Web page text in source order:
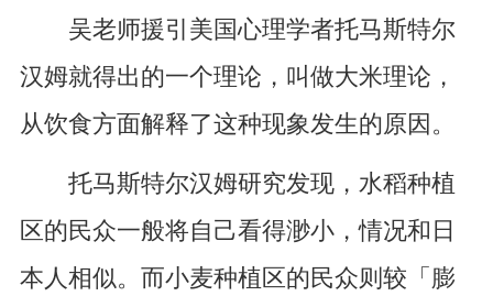
吴老师援引美国心理学者托马斯特尔
汉姆就得出的一个理论，叫做大米理论，
从饮食方面解释了这种现象发生的原因。
托马斯特尔汉姆研究发现，水稻种植
区的民众一般将自己看得渺小，情况和日
本人相似。而小麦种植区的民众则较「膨